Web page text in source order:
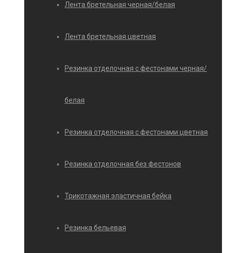
Лента бретельная черная/белая
Лента бретельная цветная
Резинка отделочная с фестонами черная/
белая
Резинка отделочная с фестонами цветная
Резинка отделочная без фестонов
Трикотажная эластичная бейка
Резинка бельевая